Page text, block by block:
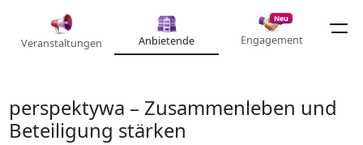
Veranstaltungen Anbietende
Neu
Engagement
perspektywa – Zusammenleben und
Beteiligung stärken